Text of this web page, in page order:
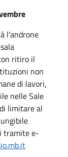
l'androne
ritiro il
non
di lavori,
nelle Sale
limitare al
tramite e-